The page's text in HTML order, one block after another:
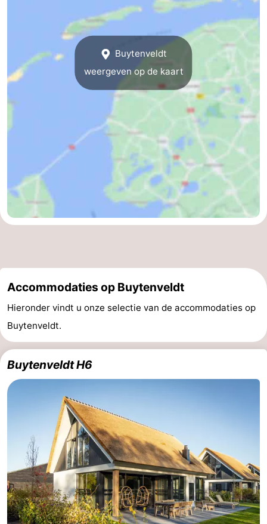
adressen
Regio
Waddeneilanden
-
Schiermonnikoog
Ameland
Terschelling
-
Natuur
Duinen
-
aan
Zee
Bergen
-
Alkmaar
-
Noordhollands
duinreservaat
aan
Zee
Natuur
Zuid-
-
Amsterdam
-
Buytenveldt
weergeven op de kaart
Accommodaties op Buytenveldt
Hieronder vindt u onze selectie van de accommodaties op
Buytenveldt.
Buytenveldt H6